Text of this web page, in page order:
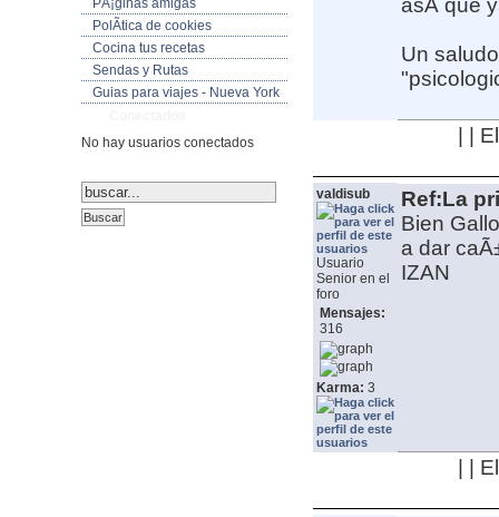
PÃ¡ginas amigas
PolÃ­tica de cookies
Cocina tus recetas
Sendas y Rutas
Guias para viajes - Nueva York
No hay usuarios conectados
asÃ­ que
Un
| |
valdisub
Usuario
Senior en el
foro
Mensajes:
316
Karma: 3
Ref:La
Bien
a dar
IZAN
| |